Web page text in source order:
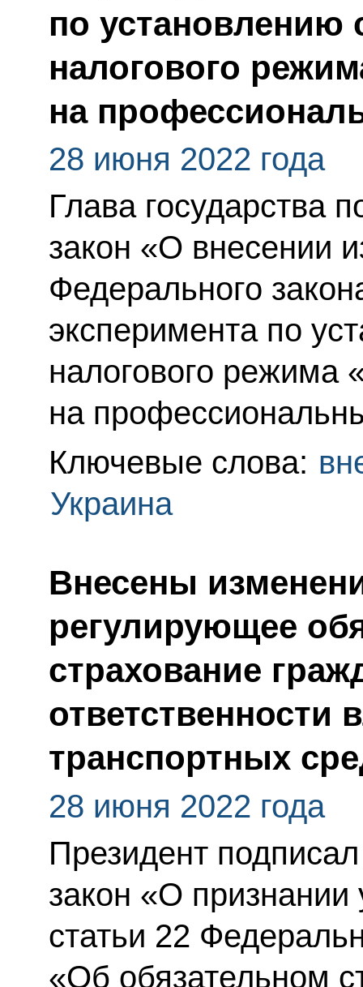
по установлению
налогового
на
28 июня 2022 года
Глава государства
закон «О внесении
Федерального
эксперимента по
налогового режима
на
Ключевые слова:
Украина
Внесены
регулирующее
страхование
ответственности
транспортных
28 июня 2022 года
Президент
закон «О признании
статьи 22
«Об обязательном